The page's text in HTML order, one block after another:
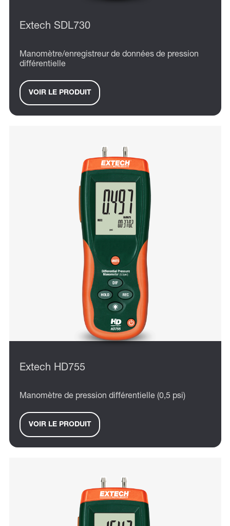
Extech SDL730
Manomètre/enregistreur de données de pression
différentielle
VOIR LE PRODUIT
Extech HD755
Manomètre de pression différentielle (0,5 psi)
VOIR LE PRODUIT